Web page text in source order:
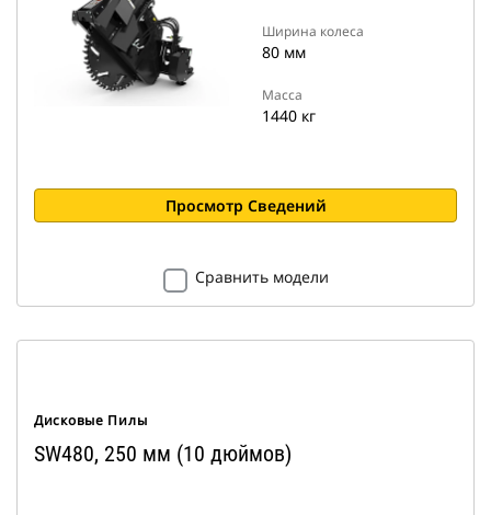
Ширина колеса
80 мм
Масса
1440 кг
Просмотр Сведений
Сравнить модели
Дисковые Пилы
SW480, 250 мм (10 дюймов)